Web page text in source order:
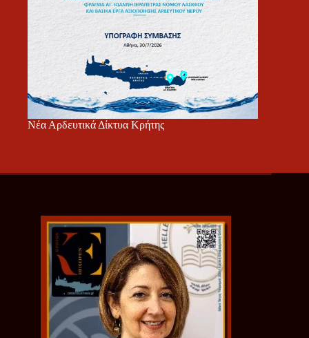
Νέα Αρδευτικά Δίκτυα Κρήτης